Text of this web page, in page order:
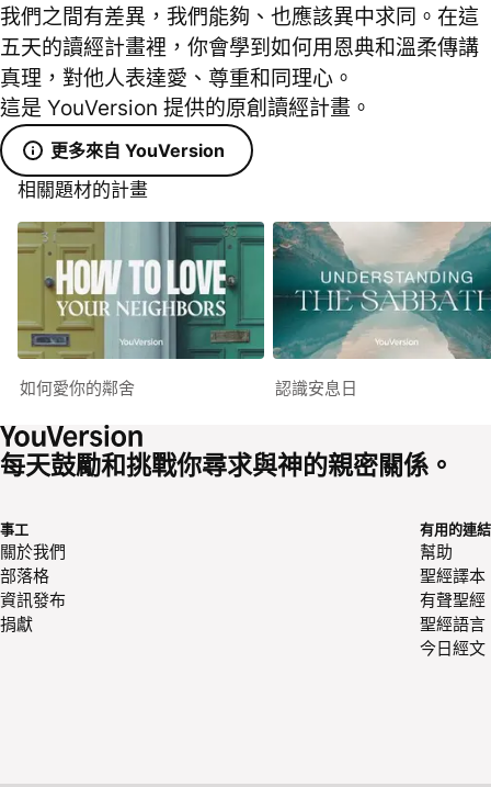
我們之間有差異，我們能夠、也應該異中求同。在這
五天的讀經計畫裡，你會學到如何用恩典和溫柔傳講
真理，對他人表達愛、尊重和同理心。
這是 YouVersion 提供的原創讀經計畫。
更多來自 YouVersion
相關題材的計畫
如何愛你的鄰舍 認識安息日
每天鼓勵和挑戰你尋求與神的親密關係。
事工
關於我們
部落格
資訊發布
捐獻
有用的連結
幫助
聖經譯本
有聲聖經
聖經語言
今日經文